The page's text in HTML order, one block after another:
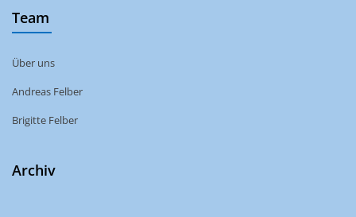
Team
Über uns
Andreas Felber
Brigitte Felber
Archiv